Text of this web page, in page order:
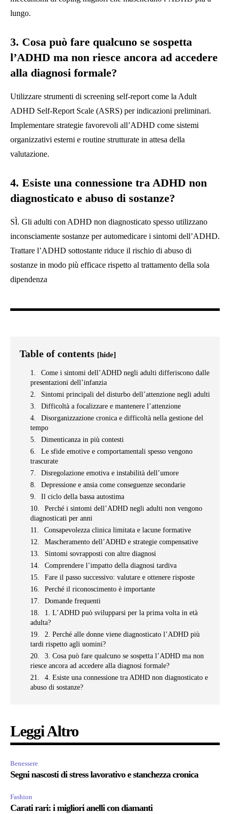
lungo.
3. Cosa può fare qualcuno se sospetta
l’ADHD ma non riesce ancora ad accedere
alla diagnosi formale?
Utilizzare strumenti di screening self-report come la Adult
ADHD Self-Report Scale (ASRS) per indicazioni preliminari.
Implementare strategie favorevoli all’ADHD come sistemi
organizzativi esterni e routine strutturate in attesa della
valutazione.
4. Esiste una connessione tra ADHD non
diagnosticato e abuso di sostanze?
SÌ. Gli adulti con ADHD non diagnosticato spesso utilizzano
inconsciamente sostanze per automedicare i sintomi dell’ADHD.
Trattare l’ADHD sottostante riduce il rischio di abuso di
sostanze in modo più efficace rispetto al trattamento della sola
dipendenza
Table of contents [hide]
Come i sintomi dell’ADHD negli adulti differiscono dalle
presentazioni dell’infanzia
Sintomi principali del disturbo dell’attenzione negli adulti
Difficoltà a focalizzare e mantenere l’attenzione
Disorganizzazione cronica e difficoltà nella gestione del
tempo
Dimenticanza in più contesti
Le sfide emotive e comportamentali spesso vengono
trascurate
Disregolazione emotiva e instabilità dell’umore
Depressione e ansia come conseguenze secondarie
Il ciclo della bassa autostima
Perché i sintomi dell’ADHD negli adulti non vengono
diagnosticati per anni
Consapevolezza clinica limitata e lacune formative
Mascheramento dell’ADHD e strategie compensative
Sintomi sovrapposti con altre diagnosi
Comprendere l’impatto della diagnosi tardiva
Fare il passo successivo: valutare e ottenere risposte
Perché il riconoscimento è importante
Domande frequenti
1. L’ADHD può svilupparsi per la prima volta in età
adulta?
2. Perché alle donne viene diagnosticato l’ADHD più
tardi rispetto agli uomini?
3. Cosa può fare qualcuno se sospetta l’ADHD ma non
riesce ancora ad accedere alla diagnosi formale?
4. Esiste una connessione tra ADHD non diagnosticato e
abuso di sostanze?
Leggi Altro
Benessere
Segni nascosti di stress lavorativo e stanchezza cronica
Fashion
Carati rari: i migliori anelli con diamanti